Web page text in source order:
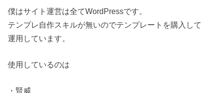
僕はサイト運営は全てWordPressです。
テンプレ自作スキルが無いのでテンプレートを購入して
運用しています。
使用しているのは
・賢威